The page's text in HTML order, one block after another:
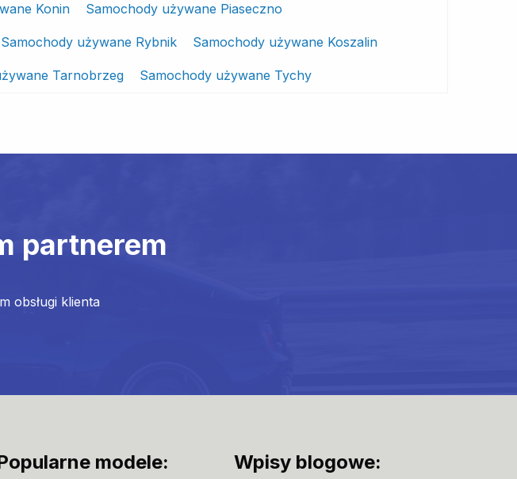
Konin Samochody używane Piaseczno
Samochody używane Rybnik Samochody używane Koszalin
Tarnobrzeg Samochody używane Tychy
partnerem
obsługi klienta
modele: Wpisy blogowe: